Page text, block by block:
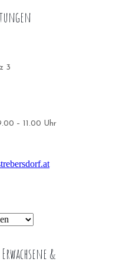
3
– 11.00 Uhr
&